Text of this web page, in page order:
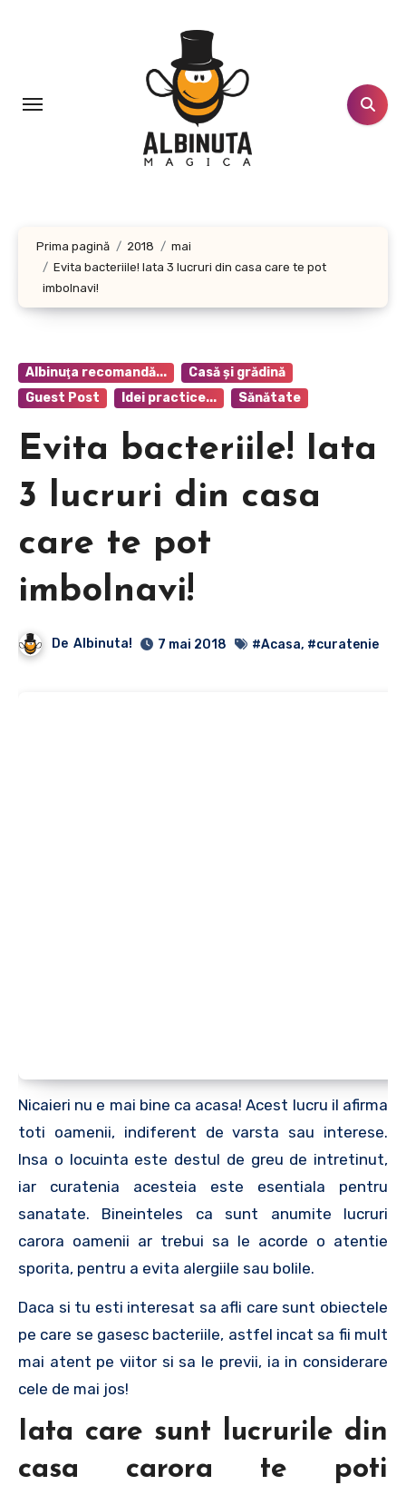
Prima pagină 2018
mai
Evita bacteriile! Iata 3 lucruri din casa care te pot
imbolnavi!
Albinuţa recomandă...
Casă şi grădină
Guest Post
Idei practice... Sănătate
Evita bacteriile! Iata
3 lucruri din casa
care te pot
imbolnavi!
De Albinuta! 7 mai 2018 #Acasa, #curatenie
Nicaieri nu e mai bine ca acasa! Acest lucru il afirma
toti oamenii, indiferent de varsta sau interese.
Insa o locuinta este destul de greu de intretinut,
iar curatenia acesteia este esentiala pentru
sanatate. Bineinteles ca sunt anumite lucruri
carora oamenii ar trebui sa le acorde o atentie
sporita, pentru a evita alergiile sau bolile.
Daca si tu esti interesat sa afli care sunt obiectele
pe care se gasesc bacteriile, astfel incat sa fii mult
mai atent pe viitor si sa le previi, ia in considerare
cele de mai jos!
Iata care sunt lucrurile din
casa carora te poti